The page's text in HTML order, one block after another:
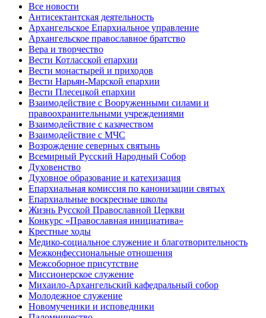
Все новости
Антисектантская деятельность
Архангельское Епархиальное управление
Архангельское православное братство
Вера и творчество
Вести Котласской епархии
Вести монастырей и приходов
Вести Нарьян-Марской епархии
Вести Плесецкой епархии
Взаимодействие с Вооруженными силами и
правоохранительными учреждениями
Взаимодействие с казачеством
Взаимодействие с МЧС
Возрождение северных святынь
Всемирный Русский Народный Собор
Духовенство
Духовное образование и катехизация
Епархиальная комиссия по канонизации святых
Епархиальные воскресные школы
Жизнь Русской Православной Церкви
Конкурс «Православная инициатива»
Крестные ходы
Медико-социальное служение и благотворительность
Межконфессиональные отношения
Межсоборное присутствие
Миссионерское служение
Михаило-Архангельский кафедральный собор
Молодежное служение
Новомученики и исповедники